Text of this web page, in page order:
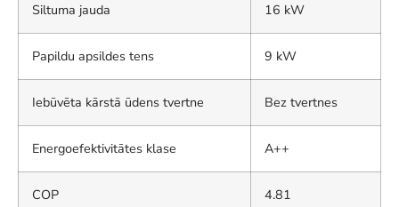
Siltuma jauda 16 kW
Papildu apsildes tens 9 kW
Iebūvēta kārstā ūdens tvertne Bez tvertnes
Energoefektivitātes klase A++
COP 4.81